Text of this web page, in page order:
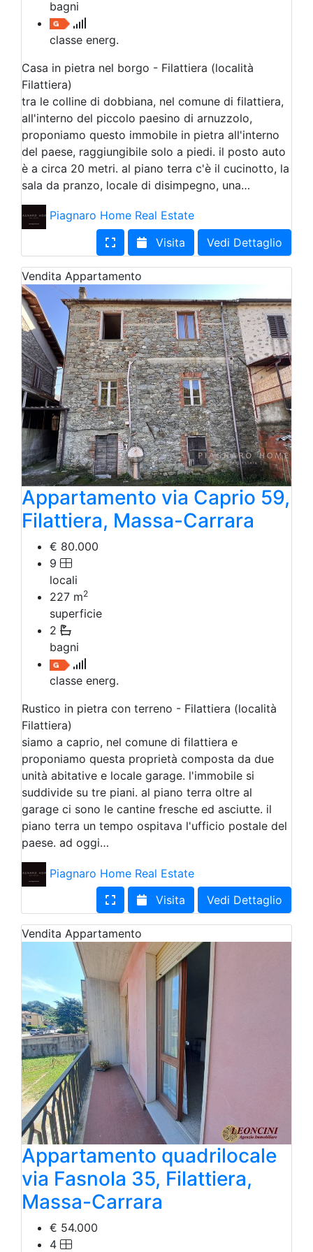
bagni
classe energ.
Casa in pietra nel borgo - Filattiera (località
Filattiera)
tra le colline di dobbiana, nel comune di filattiera,
all'interno del piccolo paesino di arnuzzolo,
proponiamo questo immobile in pietra all'interno
del paese, raggiungibile solo a piedi. il posto auto
è a circa 20 metri. al piano terra c'è il cucinotto, la
sala da pranzo, locale di disimpegno, una…
Piagnaro Home Real Estate
Visita
Vedi Dettaglio
Vendita Appartamento
Appartamento via Caprio 59,
Filattiera, Massa-Carrara
€ 80.000
9
locali
227 m2
superficie
2
bagni
classe energ.
Rustico in pietra con terreno - Filattiera (località
Filattiera)
siamo a caprio, nel comune di filattiera e
proponiamo questa proprietà composta da due
unità abitative e locale garage. l'immobile si
suddivide su tre piani. al piano terra oltre al
garage ci sono le cantine fresche ed asciutte. il
piano terra un tempo ospitava l'ufficio postale del
paese. ad oggi…
Piagnaro Home Real Estate
Visita
Vedi Dettaglio
Vendita Appartamento
Appartamento quadrilocale
via Fasnola 35, Filattiera,
Massa-Carrara
€ 54.000
4